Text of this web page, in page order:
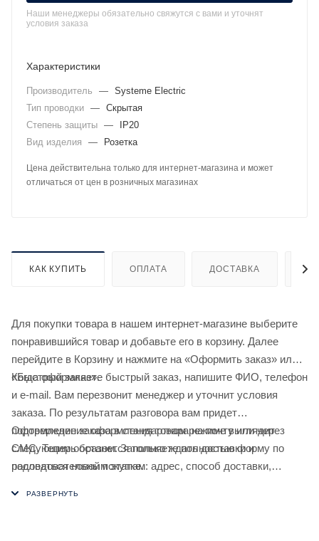
Наши менеджеры обязательно свяжутся с вами и уточнят
условия заказа
Характеристики
Производитель — Systeme Electric
Тип проводки — Скрытая
Степень защиты —
IP20
Вид изделия
— Розетка
Цена действительна только для интернет-магазина и может
отличаться от цен в розничных магазинах
КАК КУПИТЬ ОПЛАТА ДОСТАВКА
Для покупки товара в нашем интернет-магазине выберите
понравившийся товар и добавьте его в корзину. Далее
перейдите в Корзину и нажмите на «Оформить заказ» или
«Быстрый заказ».
Когда оформляете быстрый заказ, напишите ФИО, телефон
и e-mail. Вам перезвонит менеджер и уточнит условия
заказа. По результатам разговора вам придет
подтверждение оформления товара на почту или через
СМС. Теперь останется только ждать доставки и
радоваться новой покупке.
Оформление заказа в стандартном режиме выглядит
следующим образом. Заполняете полностью форму по
последовательным этапам: адрес, способ доставки,